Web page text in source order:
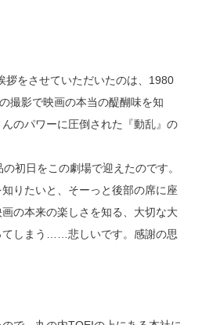
拶をさせていただいたのは、1980
撮影で映画の本当の醍醐味を知
のパワーに圧倒された『動乱』の
初日をこの劇場で迎えたのです。
りたいと、そーっと後部の席に座
の本来の楽しさを知る、大切な大
てしまう……悲しいです。感謝の思